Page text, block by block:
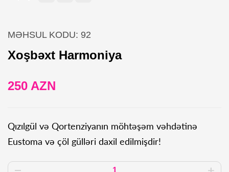
MƏHSUL KODU: 92
Xoşbəxt Harmoniya
250 AZN
Qızılgül və Qortenziyanın möhtəşəm vəhdətinə
Eustoma və çöl gülləri daxil edilmişdir!